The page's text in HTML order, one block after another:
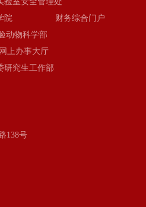
院
财务综合门户
动物科学部
上办事大厅
研究生工作部
138号